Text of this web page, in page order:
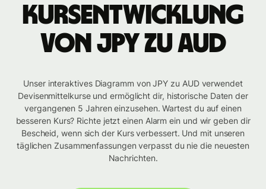
Kursentwicklung
von JPY zu AUD
Unser interaktives Diagramm von JPY zu AUD verwendet
Devisenmittelkurse und ermöglicht dir, historische Daten der
vergangenen 5 Jahren einzusehen. Wartest du auf einen
besseren Kurs? Richte jetzt einen Alarm ein und wir geben dir
Bescheid, wenn sich der Kurs verbessert. Und mit unseren
täglichen Zusammenfassungen verpasst du nie die neuesten
Nachrichten.